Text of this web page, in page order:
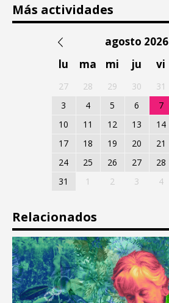
Más actividades
agosto 2026
lu
ma mi ju vi
27 28 29 30 31
3
4 5 6 7
10
11 12 13 14
17
18 19 20 21
24
25 26 27 28
31
1 2 3 4
Relacionados